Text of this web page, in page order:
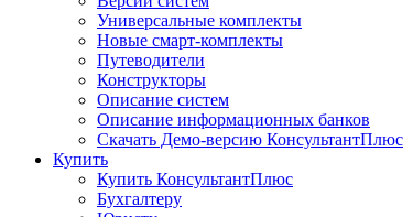
Универсальные комплекты
Новые смарт-комплекты
Путеводители
Конструкторы
Описание систем
Описание информационных банков
Скачать Демо-версию КонсультантПлюс
Купить
Купить КонсультантПлюс
Бухгалтеру